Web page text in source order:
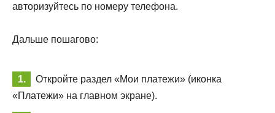
авторизуйтесь по номеру телефона.
Дальше пошагово:
Откройте раздел «Мои платежи» (иконка
«Платежи» на главном экране).